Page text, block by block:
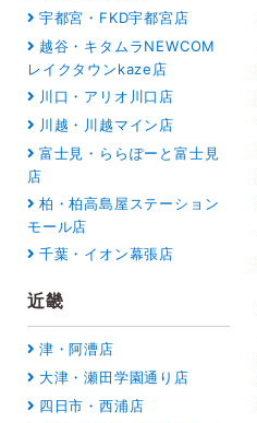
宇都宮・FKD宇都宮店
越谷・キタムラNEWCOM
レイクタウンkaze店
川口・アリオ川口店
川越・川越マイン店
富士見・ららぽーと富士見
店
柏・柏高島屋ステーション
モール店
千葉・イオン幕張店
近畿
津・阿漕店
大津・瀬田学園通り店
四日市・西浦店